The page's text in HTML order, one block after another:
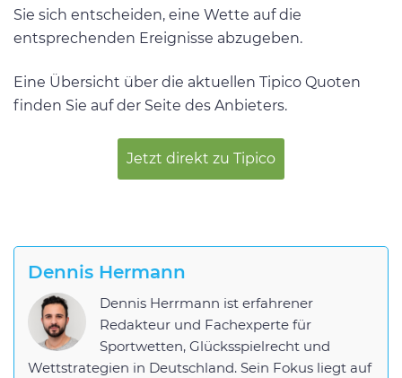
Sie sich entscheiden, eine Wette auf die
entsprechenden Ereignisse abzugeben.
Eine Übersicht über die aktuellen Tipico Quoten
finden Sie auf der Seite des Anbieters.
Jetzt direkt zu Tipico
Dennis Hermann
Dennis Herrmann ist erfahrener
Redakteur und Fachexperte für
Sportwetten, Glücksspielrecht und
Wettstrategien in Deutschland. Sein Fokus liegt auf